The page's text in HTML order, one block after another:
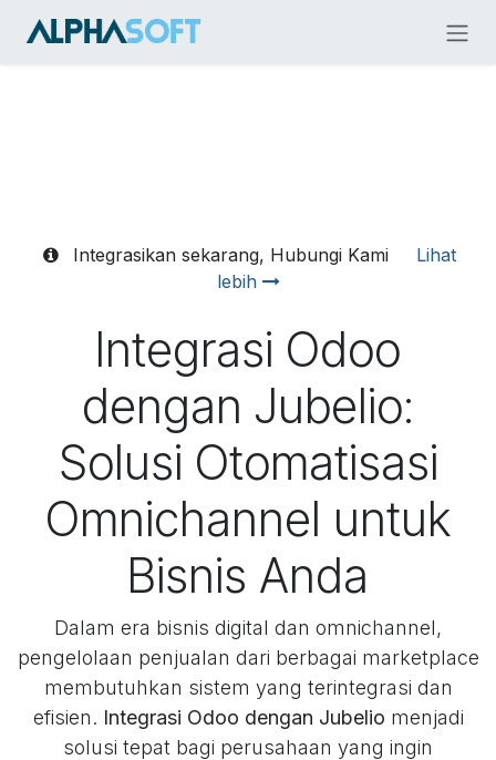
Integrasikan sekarang, Hubungi Kami Lihat
lebih
Integrasi Odoo
dengan Jubelio:
Solusi Otomatisasi
Omnichannel untuk
Bisnis Anda
Dalam era bisnis digital dan omnichannel,
pengelolaan penjualan dari berbagai marketplace
membutuhkan sistem yang terintegrasi dan
efisien. Integrasi Odoo dengan Jubelio menjadi
solusi tepat bagi perusahaan yang ingin